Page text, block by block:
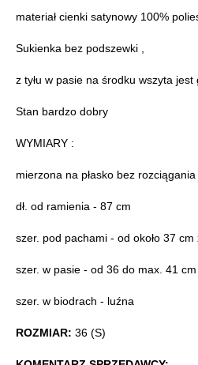
materiał cienki satynowy 100%
Sukienka bez podszewki ,
z tyłu w pasie na środku wszyta jest
Stan bardzo dobry
WYMIARY :
mierzona na płasko bez rozciągania
dł. od ramienia - 87 cm
szer. pod pachami - od około 37 cm
szer. w pasie - od 36 do max. 41 cm
szer. w biodrach - luźna
ROZMIAR: 36 (S)